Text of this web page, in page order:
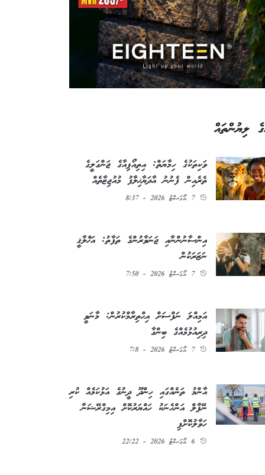
ލިޔުންތައް
ވަކިތަކުގެ ހިމާޔަތް: އިތިއޯޕިއާގެ ޖަންގަލީގެ
ތެރެއިން ފެނުނު އާދަޔާޚިލާފު މުއުޖިޒާތެއް
7 އޯގަސްޓު 2026 - 8:37
އިންސާނުންނާއި ޖަނަވާރުންގެ ތަފާތު: އަޚްލާޤީ
ނަޒަރަކުން
7 އޯގަސްޓު 2026 - 7:50
އަމިއްލަ ނަފްސަށް އިޙްތިރާމްކުރުން: މާނަވީ
ދިރިއުޅުމެއްގެ ބިންގާ
7 އޯގަސްޓު 2026 - 7:8
އާންމު ތަނެއްގައި ހިންދޫ ދީނުގެ އަޅުކަމެއް ކުރި
ނޭޕާލް އަންހެނަކު ހައްޔަރުކޮށް އިމިގްރޭޝަނާ
ހަވާލުކޮށްފި
6 އޯގަސްޓު 2026 - 22:22